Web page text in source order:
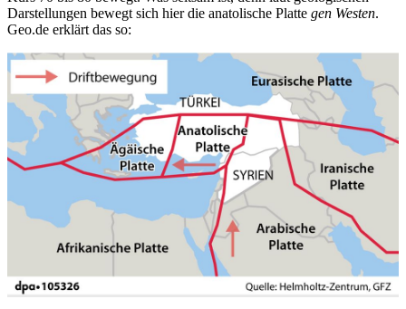
Darstellungen bewegt sich hier die anatolische Platte gen Westen.
Geo.de erklärt das so: